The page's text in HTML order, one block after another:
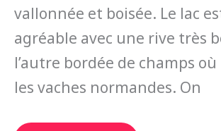
vallonnée et boisée. Le lac
agréable avec une rive très
l’autre bordée de champs
les vaches normandes. On